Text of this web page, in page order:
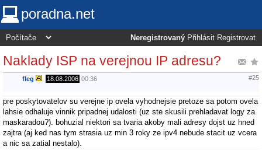
poradna.net
Neregistrovaný Přihlásit Registrovat
Naklady ISP na verejnou IP adresu?
fleg 18.08.2006 00:36 #25
pre poskytovatelov su verejne ip ovela vyhodnejsie pretoze sa potom ovela
lahsie odhaluje vinnik pripadnej udalosti (uz ste skusili prehladavat logy za
maskaradou?). bohuzial niektori sa tvaria akoby mali adresy dojst uz hned
zajtra (aj ked nas tym strasia uz min 3 roky ze ipv4 nebude stacit uz vcera
a nic sa zatial nestalo).